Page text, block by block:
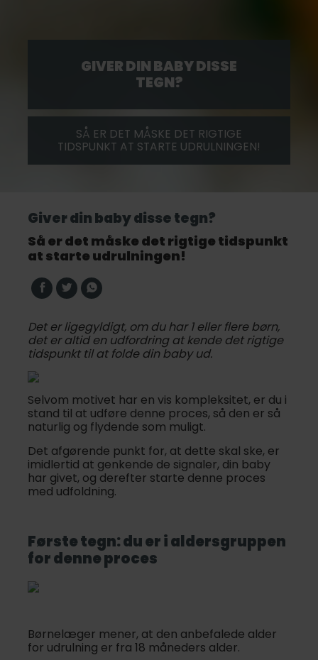
GIVER DIN BABY DISSE
TEGN?
SÅ ER DET MÅSKE DET RIGTIGE
TIDSPUNKT AT STARTE UDRULNINGEN!
Giver din baby disse tegn?
Så er det måske det rigtige tidspunkt
at starte udrulningen!
Det er ligegyldigt, om du har 1 eller flere børn,
det er altid en udfordring at kende det rigtige
tidspunkt til at folde din baby ud.
Selvom motivet har en vis kompleksitet, er du i
stand til at udføre denne proces, så den er så
naturlig og flydende som muligt.
Det afgørende punkt for, at dette skal ske, er
imidlertid at genkende de signaler, din baby
har givet, og derefter starte denne proces
med udfoldning.
Første tegn: du er i aldersgruppen
for denne proces
Børnelæger mener, at den anbefalede alder
for udrulning er fra 18 måneders alder.